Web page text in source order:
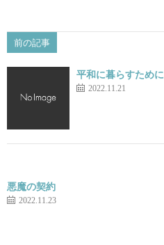
前の記事
平和に暮らすために
2022.11.21
悪魔の契約
2022.11.23